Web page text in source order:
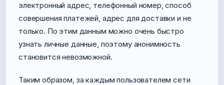
электронный адрес, телефонный номер, способ
совершения платежей, адрес для доставки и не
только. По этим данным можно очень быстро
узнать личные данные, поэтому анонимность
становится невозможной.
Таким образом, за каждым пользователем сети